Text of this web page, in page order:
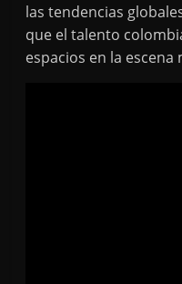
las tendencias
que el talento
espacios en la